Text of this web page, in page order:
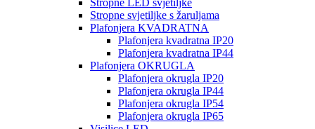
Stropne LED svjetiljke
Stropne svjetiljke s žaruljama
Plafonjera KVADRATNA
Plafonjera kvadratna IP20
Plafonjera kvadratna IP44
Plafonjera OKRUGLA
Plafonjera okrugla IP20
Plafonjera okrugla IP44
Plafonjera okrugla IP54
Plafonjera okrugla IP65